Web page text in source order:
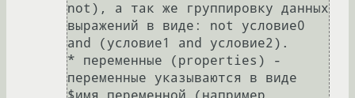
not), а так же группировку данных
выражений в виде: not условие0
and (условие1 and условие2).
* переменные (properties) -
переменные указываются в виде